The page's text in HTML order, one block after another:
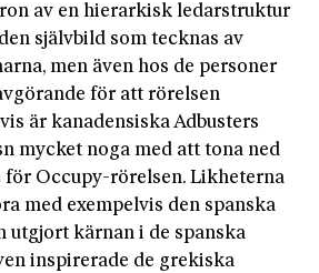
av en hierarkisk ledarstruktur
självbild som tecknas av
men även hos de personer
för att rörelsen
är kanadensiska Adbusters
mycket noga med att tona ned
för Occupy-rörelsen. Likheterna
med exempelvis den spanska
utgjort kärnan i de spanska
inspirerade de grekiska